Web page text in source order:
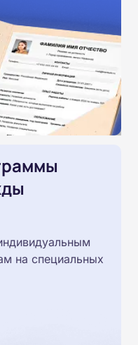
на специальных